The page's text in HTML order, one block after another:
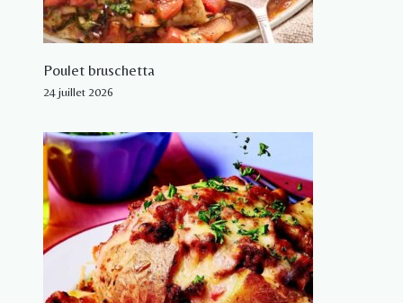
Poulet bruschetta
24 juillet 2026